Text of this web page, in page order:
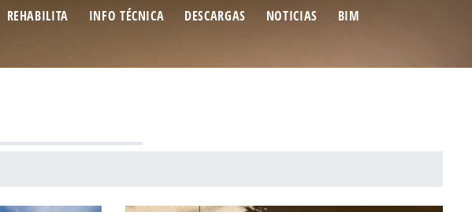
REHABILITA INFO TÉCNICA DESCARGAS NOTICIAS
BIM